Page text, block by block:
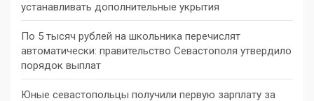
устанавливать дополнительные укрытия
По 5 тысяч рублей на школьника перечислят
автоматически: правительство Севастополя утвердило
порядок выплат
Юные севастопольцы получили первую зарплату за